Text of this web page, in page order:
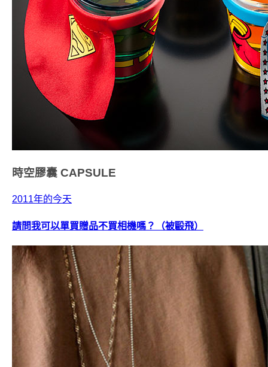
時空膠囊 CAPSULE
2011年的今天
請問我可以單買贈品不買相機嗎？（被毆飛）